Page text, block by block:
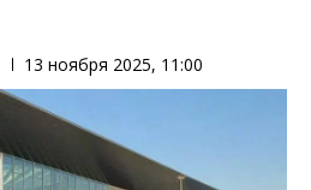
13 ноября 2025, 11:00